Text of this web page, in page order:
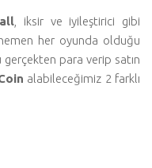
, iksir ve iyileştirici gibi
her oyunda olduğu
gerçekten para verip satın
alabileceğimiz 2 farklı